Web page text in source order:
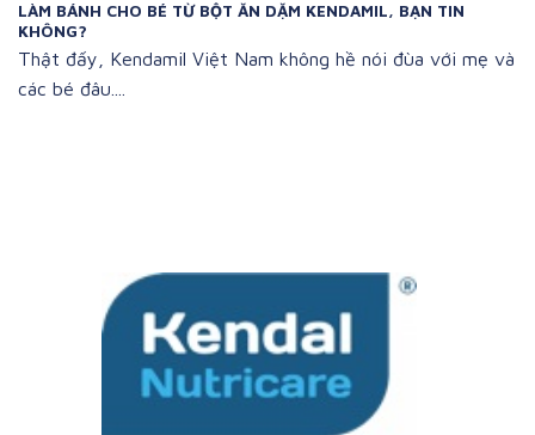
LÀM BÁNH CHO BÉ TỪ BỘT ĂN DẶM KENDAMIL, BẠN TIN
KHÔNG?
Thật đấy, Kendamil Việt Nam không hề nói đùa với mẹ và
các bé đâu....